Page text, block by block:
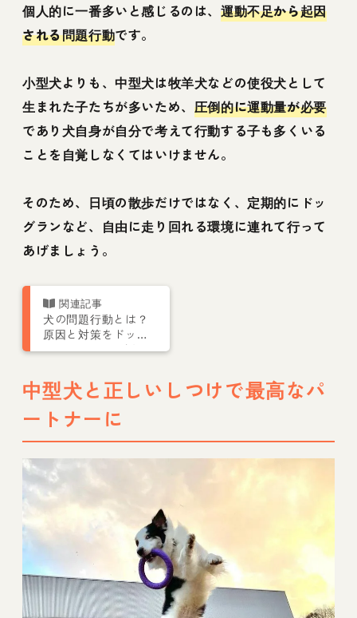
個人的に一番多いと感じるのは、 運動不足から起因
される問題行動です。
小型犬よりも、中型犬は牧羊犬などの使役犬として
生まれた子たちが多いため、 圧倒的に運動量が必要
であり犬自身が自分で考えて行動する子も多くいる
ことを自覚しなくてはいけません。
そのため、日頃の散歩だけではなく、定期的にドッ
グランなど、自由に走り回れる環境に連れて行って
あげましょう。
犬の問題行動とは？
原因と対策をドッグ
トレーナーが解説
中型犬と正しいしつけで最高なパ
ートナーに